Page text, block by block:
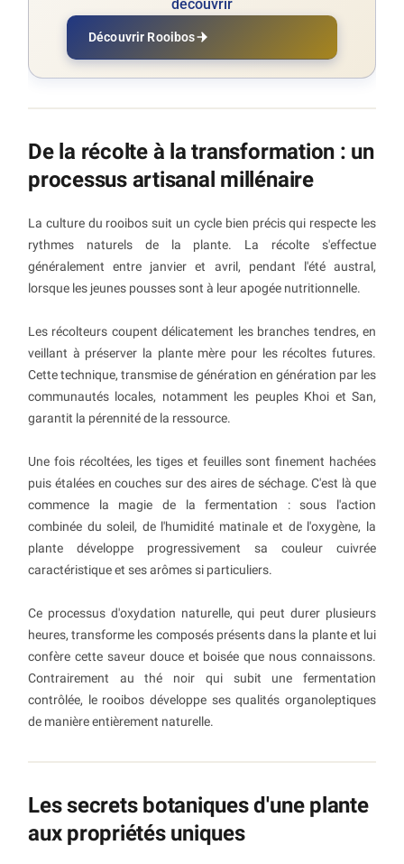
découvrir
Découvrir Rooibos
De la récolte à la transformation : un
processus artisanal millénaire
La culture du rooibos suit un cycle bien précis qui respecte les
rythmes naturels de la plante. La récolte s'effectue
généralement entre janvier et avril, pendant l'été austral,
lorsque les jeunes pousses sont à leur apogée nutritionnelle.
Les récolteurs coupent délicatement les branches tendres, en
veillant à préserver la plante mère pour les récoltes futures.
Cette technique, transmise de génération en génération par les
communautés locales, notamment les peuples Khoi et San,
garantit la pérennité de la ressource.
Une fois récoltées, les tiges et feuilles sont finement hachées
puis étalées en couches sur des aires de séchage. C'est là que
commence la magie de la fermentation : sous l'action
combinée du soleil, de l'humidité matinale et de l'oxygène, la
plante développe progressivement sa couleur cuivrée
caractéristique et ses arômes si particuliers.
Ce processus d'oxydation naturelle, qui peut durer plusieurs
heures, transforme les composés présents dans la plante et lui
confère cette saveur douce et boisée que nous connaissons.
Contrairement au thé noir qui subit une fermentation
contrôlée, le rooibos développe ses qualités organoleptiques
de manière entièrement naturelle.
Les secrets botaniques d'une plante
aux propriétés uniques